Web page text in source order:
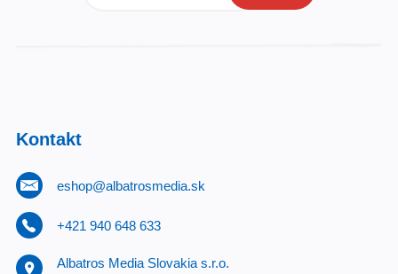
Kontakt
eshop@albatrosmedia.sk
+421 940 648 633
Albatros Media Slovakia s.r.o.